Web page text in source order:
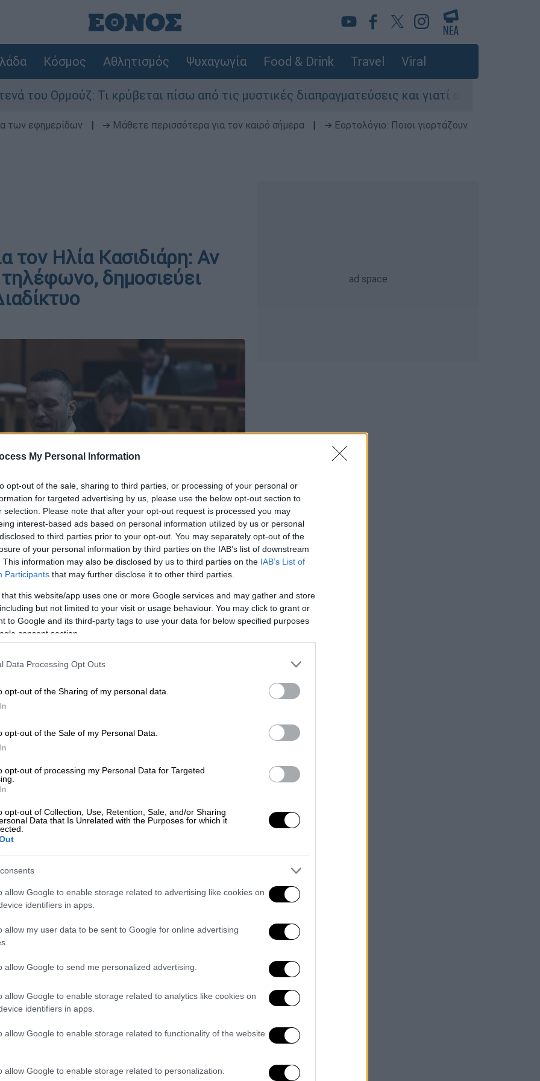
My Personal Information
opt-out of the sale, sharing to third parties, or processing of your personal or
for targeted advertising by us, please use the below opt-out section to
selection. Please note that after your opt-out request is processed you may
interest-based ads based on personal information utilized by us or personal
to third parties prior to your opt-out. You may separately opt-out of the
of your personal information by third parties on the IAB’s list of downstream
This information may also be disclosed by us to third parties on the IAB’s List of
Participants that may further disclose it to other third parties.
that this website/app uses one or more Google services and may gather and store
but not limited to your visit or usage behaviour. You may click to grant or
to Google and its third-party tags to use your data for below specified purposes
consent section.
Data Processing Opt Outs
opt-out of the Sharing of my personal data.
opt-out of the Sale of my Personal Data.
opt-out of processing my Personal Data for Targeted
opt-out of Collection, Use, Retention, Sale, and/or Sharing
Data that Is Unrelated with the Purposes for which it
allow Google to enable storage related to advertising like cookies on
identifiers in apps.
allow my user data to be sent to Google for online advertising
allow Google to send me personalized advertising.
allow Google to enable storage related to analytics like cookies on
identifiers in apps.
allow Google to enable storage related to functionality of the website
allow Google to enable storage related to personalization.
Κόσμος Αθλητισμός Ψυχαγωγία Food & Drink Travel Viral
Ορμούζ: Τι κρύβεται πίσω από τις μυστικές διαπραγματεύσεις και γιατί αντιδρούν οι ΗΠΑ
των εφημερίδων ➔ Μάθετε περισσότερα για τον καιρό σήμερα
➔ Εορτολόγιο: Ποιοι γιορτάζουν
τον Ηλία Κασιδιάρη: Αν
τηλέφωνο, δημοσιεύει
το ΕΘΝΟΣ στη Google
για να
καθώς κάτι τέτοιο του έχει
δικτύωσηςαλλά και ναστέλνει
οΗλίας Κασιδιάρης δεν έχει καμία
μέσα από την
και να συντονίζει την δράση του
και σε στενή
που μπορεί να έχει με τον
τωνφυλακών, ενώ του έχει
με τους συνομιλητές του που κατά
του. Το ίδιο ακριβώς ισχύει
στηνφυλακή .
Αρχές, είναι το ότι παρά τις
από τον καταδικασμένο
, με τιςΑρχές να υποπτεύονται ότι
και εν συνεχεία τις δημοσιεύει τα όσα